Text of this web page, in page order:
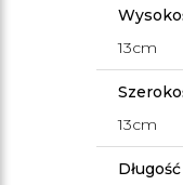
13cm
13cm